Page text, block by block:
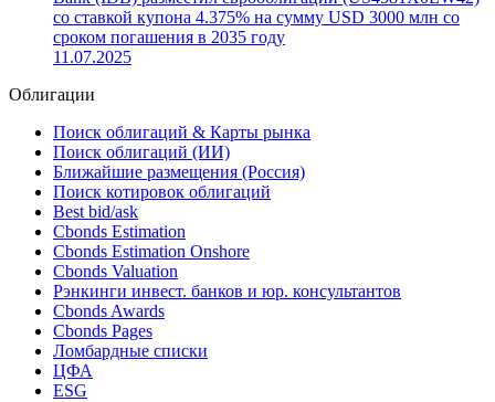
погашения в 2031 году
12.01.2026
Новый выпуск: эмитент Inter-American Development
со ставкой купона 4.375% на сумму USD 3000 млн со
11.07.2025
Облигации
Поиск облигаций & Карты рынка
Поиск облигаций (ИИ)
Ближайшие размещения (Россия)
Поиск котировок облигаций
Best bid/ask
Cbonds Estimation
Cbonds Estimation Onshore
Cbonds Valuation
Рэнкинги инвест. банков и юр. консультантов
Cbonds Awards